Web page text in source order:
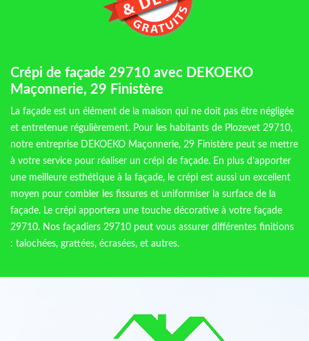
Crépi de façade 29710 avec DEKOEKO
Maçonnerie, 29 Finistère
La façade est un élément de la maison qui ne doit pas être négligée
et entretenue régulièrement. Pour les habitants de Plozevet 29710,
notre entreprise DEKOEKO Maçonnerie, 29 Finistère peut se mettre
à votre service pour réaliser un crépi de façade. En plus d’apporter
une meilleure esthétique à la façade, le crépi est aussi un excellent
moyen pour combler les fissures et uniformiser la surface de la
façade. Le crépi apportera une touche décorative à votre façade
29710. Nos façadiers 29710 peut vous assurer différentes finitions
: talochées, grattées, écrasées, et autres.